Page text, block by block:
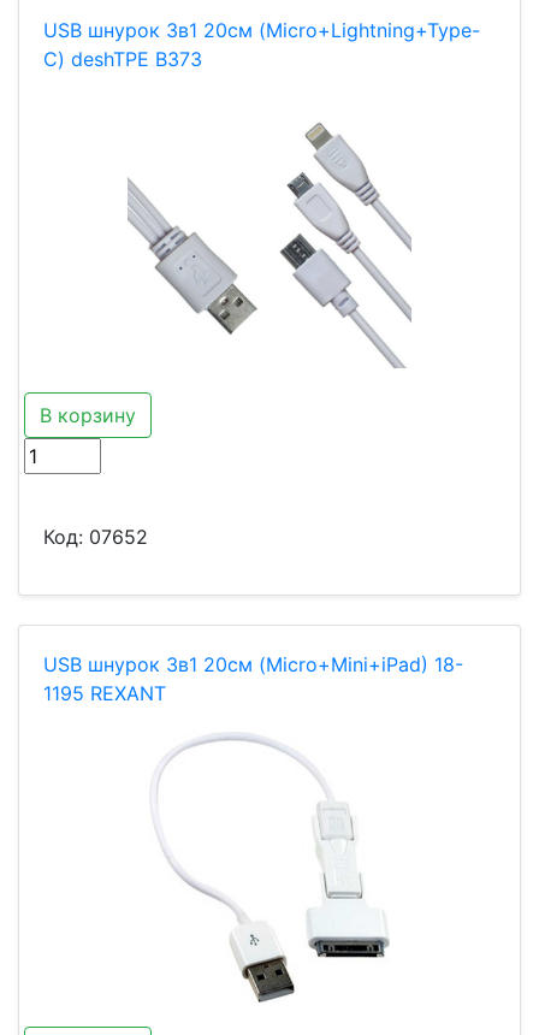
USB шнурок 3в1 20см (Micro+Lightning+Type-
C) deshTPE B373
В корзину
Код: 07652
USB шнурок 3в1 20см (Micro+Mini+iPad) 18-
1195 REXANT